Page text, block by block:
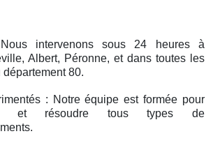
intervenons sous 24 heures à
Albert, Péronne, et dans toutes les
80.
: Notre équipe est formée pour
et résoudre tous types de